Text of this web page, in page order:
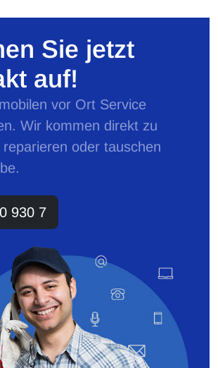
Sie jetzt
auf!
vor Ort Service
Wir kommen direkt zu
reparieren oder tauschen
930 7